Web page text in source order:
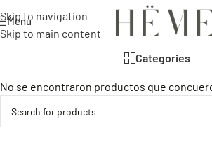
Skip to navigation
Skip to main content
Menu
Categories
No se encontraron productos que